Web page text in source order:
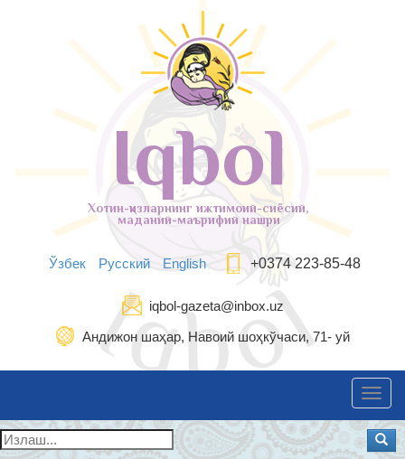
Iqbol
Хотин-қизларнинг ижтимоий-сиёсий,
маданий-маърифий нашри
Ўзбек Русский English +0374 223-85-48
iqbol-gazeta@inbox.uz
Андижон шаҳар, Навоий шоҳкўчаси, 71- уй